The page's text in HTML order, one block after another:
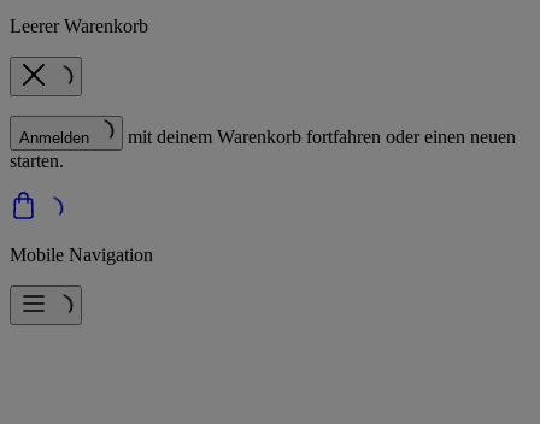
Leerer Warenkorb
Anmelden
mit deinem Warenkorb fortfahren oder einen neuen
starten.
Mobile Navigation